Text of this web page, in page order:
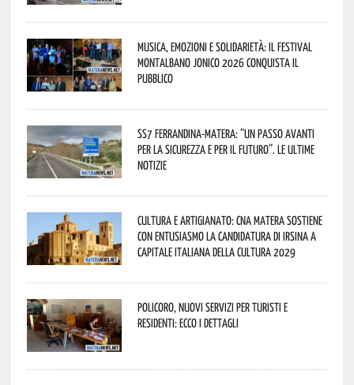
Musica, emozioni e solidarietà: il Festival
Montalbano Jonico 2026 conquista il
pubblico
SS7 Ferrandina-Matera: “Un passo avanti
per la sicurezza e per il futuro”. Le ultime
notizie
Cultura e Artigianato: CNA Matera sostiene
con entusiasmo la candidatura di Irsina a
Capitale Italiana della Cultura 2029
Policoro, nuovi servizi per turisti e
residenti: ecco i dettagli